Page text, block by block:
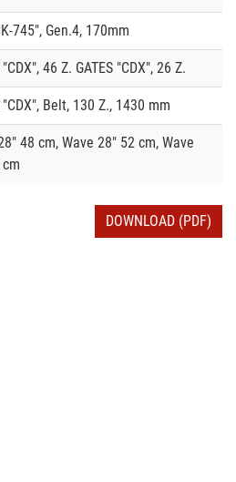
745", Gen.4, 170mm
"CDX", 46 Z. GATES "CDX", 26 Z.
"CDX", Belt, 130 Z., 1430 mm
48 cm, Wave 28" 52 cm, Wave
DOWNLOAD (PDF)